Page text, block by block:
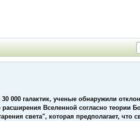
000 галактик, ученые обнаружили
Вселенной согласно теории
света", которая предполагает,